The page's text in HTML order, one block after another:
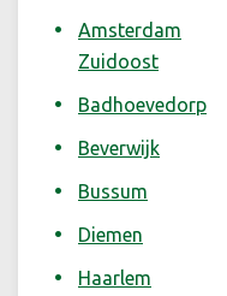
Amsterdam
Zuidoost
Badhoevedorp
Beverwijk
Bussum
Diemen
Haarlem